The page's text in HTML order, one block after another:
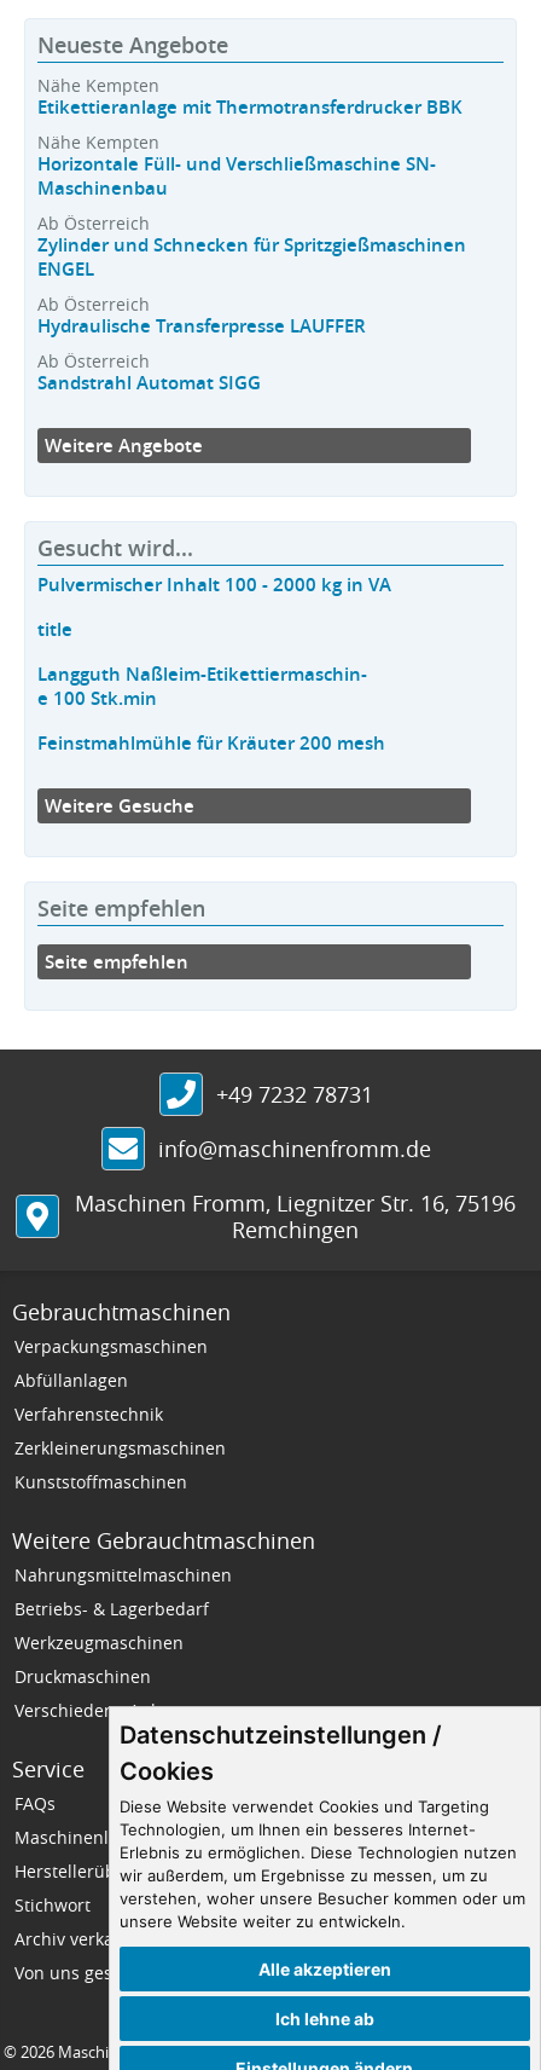
Datenschutzeinstellungen /
Cookies
Diese Website verwendet Cookies und Targeting
Technologien, um Ihnen ein besseres Internet-
Erlebnis zu ermöglichen. Diese Technologien nutzen
wir außerdem, um Ergebnisse zu messen, um zu
verstehen, woher unsere Besucher kommen oder um
unsere Website weiter zu entwickeln.
Alle akzeptieren
Ich lehne ab
Neueste Angebote
Nähe Kempten
Etikettieranlage mit Thermotransferdrucker BBK
Nähe Kempten
Horizontale Füll- und Verschließmaschine SN-
Maschinenbau
Ab Österreich
Zylinder und Schnecken für Spritzgießmaschinen
ENGEL
Ab Österreich
Hydraulische Transferpresse LAUFFER
Ab Österreich
Sandstrahl Automat SIGG
Weitere Angebote
Gesucht wird...
Pulvermischer Inhalt 100 - 2000 kg in VA
title
Langguth Naßleim-Etikettiermaschin-
e 100 Stk.min
Feinstmahlmühle für Kräuter 200 mesh
Weitere Gesuche
Seite empfehlen
Seite empfehlen
+49 7232 78731
info@maschinenfromm.de
Maschinen Fromm, Liegnitzer Str. 16, 75196
Remchingen
Gebrauchtmaschinen
Verpackungsmaschinen
Abfüllanlagen
Verfahrenstechnik
Zerkleinerungsmaschinen
Kunststoffmaschinen
Weitere Gebrauchtmaschinen
Nahrungsmittelmaschinen
Betriebs- & Lagerbedarf
Werkzeugmaschinen
Druckmaschinen
Verschiedene Anlagen
Service
FAQs
Maschinenlexikon
Herstellerübersicht
Stichwort
Archiv verkaufter Maschinen
Von uns gesuchte Maschinen
Wir über uns
Impressum
Datenschutz
Seitenempfehlung
©2026 Maschinen Fromm|Cookie-Einstellungen| powered bysymweb|